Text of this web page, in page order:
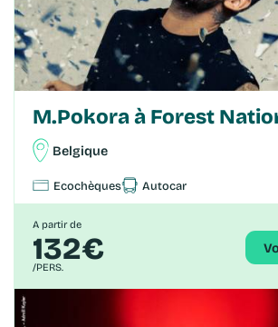
M.Pokora à Forest
Belgique
Ecochèques Autocar
A partir de
132€
/PERS.